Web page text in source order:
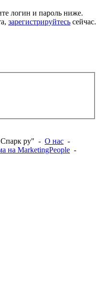
логин и пароль ниже.
зарегистрируйтесь сейчас.
ру" - О нас -
на MarketingPeople -